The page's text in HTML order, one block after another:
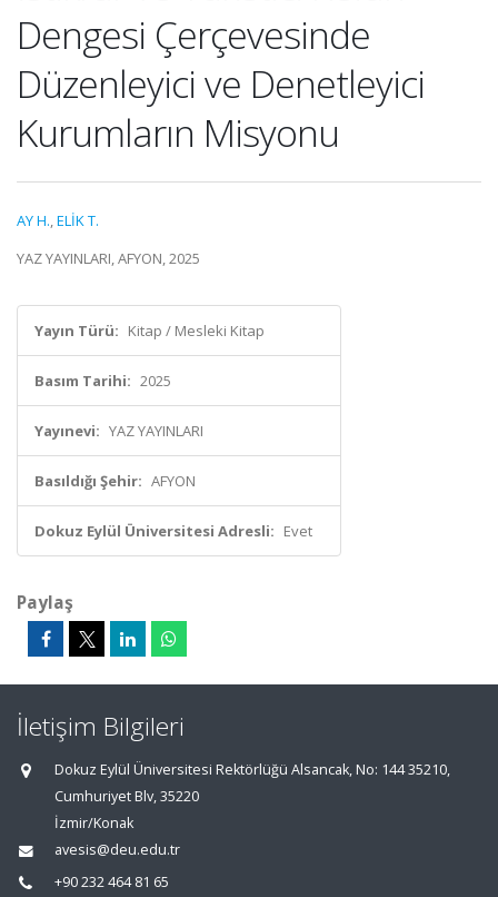
Dengesi Çerçevesinde
Düzenleyici ve Denetleyici
Kurumların Misyonu
AY H.,ELİK T.
YAZ YAYINLARI, AFYON, 2025
Yayın Türü: Kitap / Mesleki Kitap
Basım Tarihi: 2025
Yayınevi: YAZ YAYINLARI
Basıldığı Şehir: AFYON
Dokuz Eylül Üniversitesi Adresli: Evet
Paylaş
İletişim Bilgileri
Dokuz Eylül Üniversitesi Rektörlüğü Alsancak, No: 144 35210,
Cumhuriyet Blv, 35220
İzmir/Konak
avesis@deu.edu.tr
+90 232 464 81 65